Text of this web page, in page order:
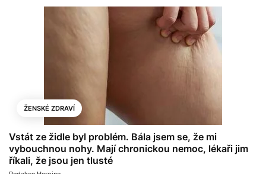
ŽENSKÉ ZDRAVÍ
Vstát ze židle byl problém. Bála jsem se, že mi
vybouchnou nohy. Mají chronickou nemoc, lékaři jim
říkali, že jsou jen tlusté